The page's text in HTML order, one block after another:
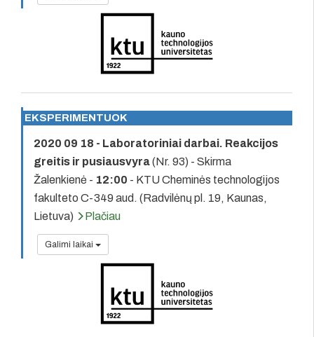
EKSPERIMENTUOK
2020 09 18 - Laboratoriniai darbai. Reakcijos
greitis ir pusiausvyra(Nr. 93) - Skirma
Žalenkienė - 12:00 - KTU Cheminės technologijos
fakulteto C-349 aud. (Radvilėnų pl. 19, Kaunas,
Lietuva)
Plačiau
Galimi laikai